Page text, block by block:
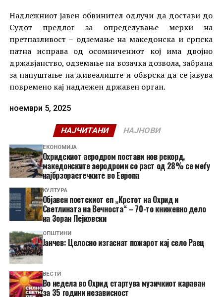
Надлежниот јавен обвинител одлучи да достави до
Судот предлог за определување мерки на
претпазливост – одземање на македонска и српска
патна исправа од осомничениот кој има двојно
државјанство, одземање на возачка дозвола, забрана
за напуштање на живеалиште и обврска да се јавува
повремено кај надлежен државен орган.
ноември 5, 2025
НАЈЧИТАНИ НАЈНОВИ
ЕКОНОМИЈА
Охридскиот аеродром постави нов рекорд,
македонските аеродроми со раст од 28% се меѓу
најбрзорастечките во Европа
КУЛТУРА
Објавен поетскиот еп „Крстот на Охрид и
Светлината на Вечноста“ – 70-то книжевно дело
на Зоран Пејковски
ОПШТИНИ
Јанчев: Целосно изгаснат пожарот кај село Раец
ВЕСТИ
Во недела во Охрид стартува музичкиот караван
за 35 години независност